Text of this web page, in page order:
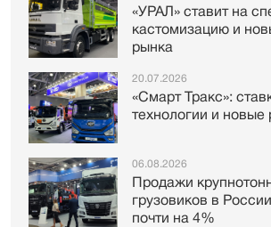
«УРАЛ» ставит на
кастомизацию и
рынка
20.07.2026
«Смарт Тракс»:
технологии и
06.08.2026
Продажи
грузовиков в
почти на 4%